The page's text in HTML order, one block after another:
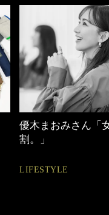
心地よくいられる
とは
FASHION